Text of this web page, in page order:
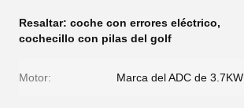
Resaltar: coche con errores eléctrico,
cochecillo con pilas del golf
Motor: Marca del ADC de 3.7KW